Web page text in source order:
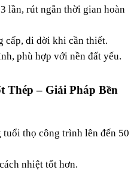
lần, rút ngắn thời gian hoàn
cấp, di dời khi cần thiết.
phù hợp với nền đất yếu.
Thép – Giải Pháp Bền
thọ công trình lên đến 50
nhiệt tốt hơn.